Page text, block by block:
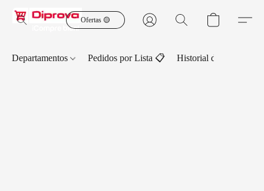
Ofertas 🟡
Departamentos Pedidos por Lista 📋 Historial de Pedidos